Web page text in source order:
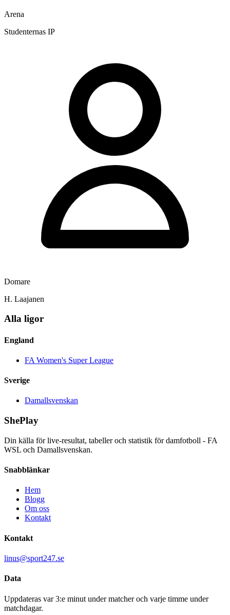
Arena
Studenternas IP
Domare
H. Laajanen
Alla ligor
England
FA Women's Super League
Sverige
Damallsvenskan
ShePlay
Din källa för live-resultat, tabeller och statistik för damfotboll - FA
WSL och Damallsvenskan.
Snabblänkar
Hem
Blogg
Om oss
Kontakt
Kontakt
linus@sport247.se
Data
Uppdateras var 3:e minut under matcher och varje timme under
matchdagar.